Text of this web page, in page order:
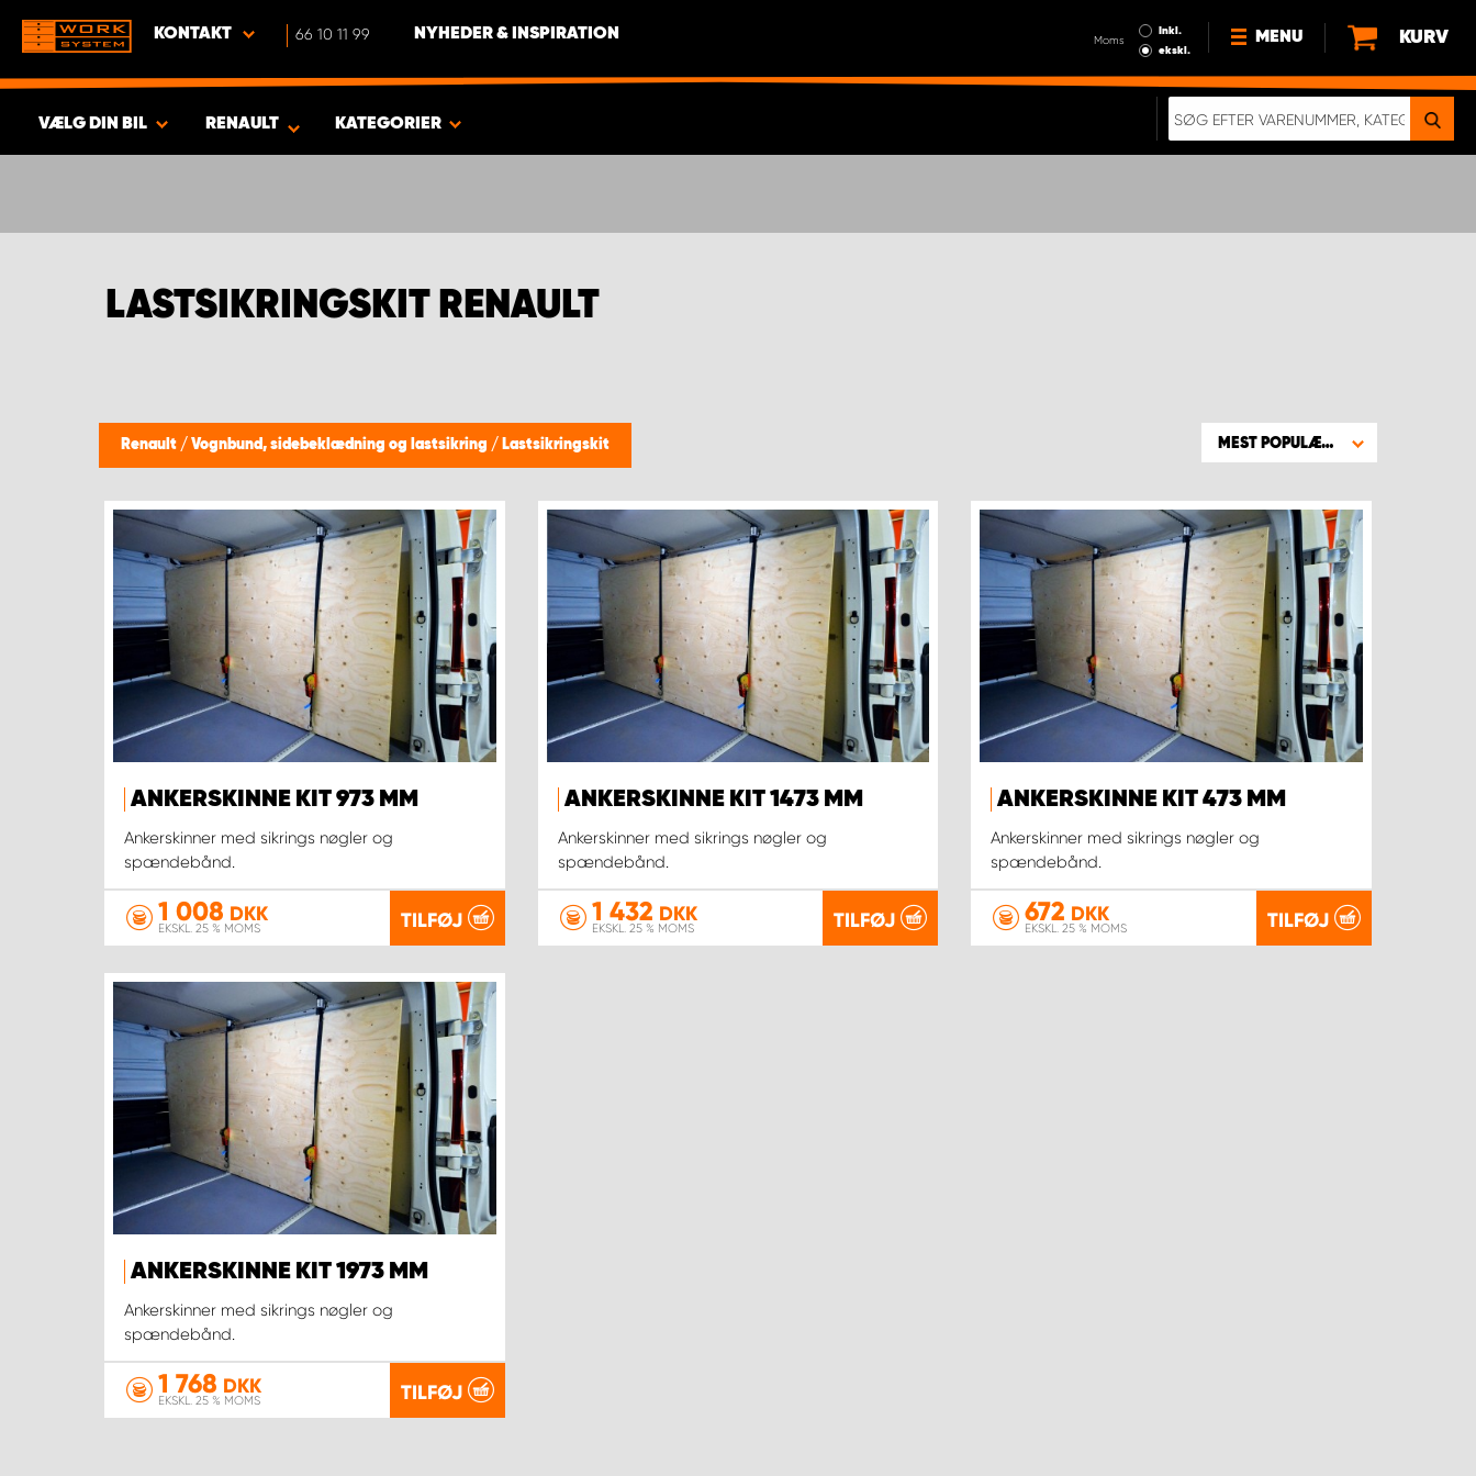
KONTAKT 66 10 11 99 NYHEDER & INSPIRATION Moms
Inkl.
ekskl.
MENU
HVORFOR VÆLGE WORK
KURV
VÆLG DIN BIL RENAULT KATEGORIER
LASTSIKRINGSKIT RENAULT
Renault / Vognbund, sidebeklædning og lastsikring / Lastsikringskit MEST POPULÆRE
ANKERSKINNE KIT 973 MM
Ankerskinner med sikrings nøgler og
spændebånd.
1 008 DKK
EKSKL. 25 % MOMS TILFØJ
ANKERSKINNE KIT 1473 MM
Ankerskinner med sikrings nøgler og
spændebånd.
1 432 DKK
EKSKL. 25 % MOMS TILFØJ
ANKERSKINNE KIT 473 MM
Ankerskinner med sikrings nøgler og
spændebånd.
672 DKK
EKSKL. 25 % MOMS TILFØJ
ANKERSKINNE KIT 1973 MM
Ankerskinner med sikrings nøgler og
spændebånd.
1 768 DKK
EKSKL. 25 % MOMS TILFØJ